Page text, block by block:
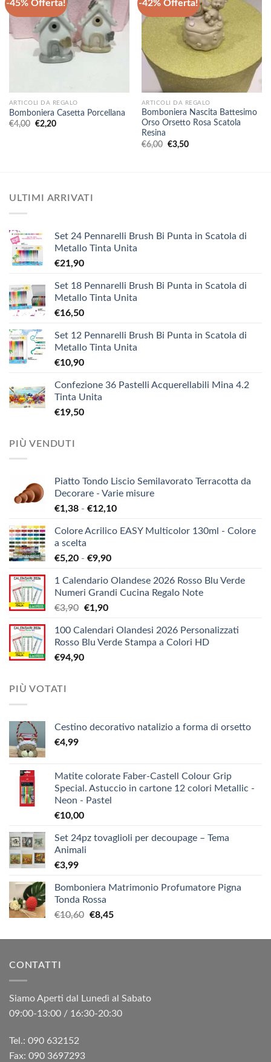
-45% Offerta!
ARTICOLI DA REGALO
Bomboniera Casetta Porcellana
€4,00 Il
€2,20Il
-42% Offerta!
ARTICOLI DA REGALO
Bomboniera Nascita Battesimo
Orso Orsetto Rosa Scatola
Resina
€6,00 Il
€3,50Il
ULTIMI ARRIVATI
Set 24 Pennarelli Brush Bi Punta in Scatola di
Metallo Tinta Unita
€21,90
Set 18 Pennarelli Brush Bi Punta in Scatola di
Metallo Tinta Unita
€16,50
Set 12 Pennarelli Brush Bi Punta in Scatola di
Metallo Tinta Unita
€10,90
Confezione 36 Pastelli Acquerellabili Mina 4.2
Tinta Unita
€19,50
PIÙ VENDUTI
Piatto Tondo Liscio Semilavorato Terracotta da
Decorare - Varie misure
€1,38 - €12,10Fascia
prezzo:
€12,10
Colore Acrilico EASY Multicolor 130ml - Colore
a scelta
€5,20 - €9,90Fascia
prezzo:
da
€9,90
1 Calendario Olandese 2026 Rosso Blu Verde
Numeri Grandi Cucina Regalo Note
€3,90 Il
originale
era:
€3,90.
€1,90Il
attuale
è:
100 Calendari Olandesi 2026 Personalizzati
Rosso Blu Verde Stampa a Colori HD
€94,90
PIÙ VOTATI
Cestino decorativo natalizio a forma di orsetto
€4,99
Matite colorate Faber-Castell Colour Grip
Special. Astuccio in cartone 12 colori Metallic -
Neon - Pastel
€10,00
Set 24pz tovaglioli per decoupage – Tema
Animali
€3,99
Bomboniera Matrimonio Profumatore Pigna
Tonda Rossa
€10,60 Il
originale
€8,45Il
attuale
CONTATTI
Siamo Aperti dal Lunedì al Sabato
09:00-13:00 / 16:30-20:30
Tel.: 090 632152
Fax: 090 3697293‬